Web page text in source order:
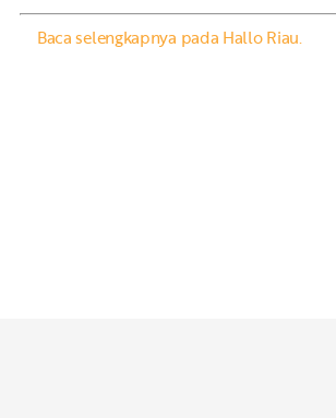
Baca selengkapnya pada Hallo Riau.